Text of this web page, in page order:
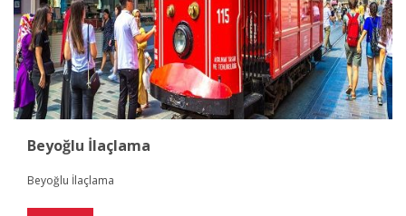
Beyoğlu İlaçlama
Beyoğlu İlaçlama